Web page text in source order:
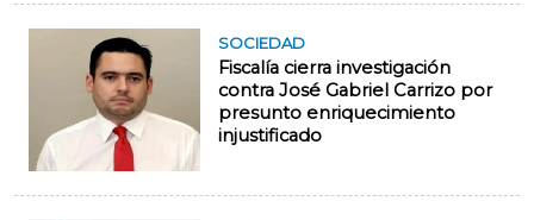
SOCIEDAD
Fiscalía cierra investigación
contra José Gabriel Carrizo por
presunto enriquecimiento
injustificado